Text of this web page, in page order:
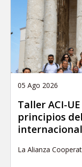
05 Ago 2026
Taller ACI-
principios
internacional
La Alianza